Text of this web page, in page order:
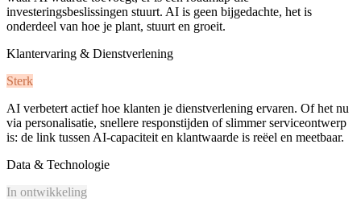
investeringsbeslissingen stuurt. AI is geen bijgedachte, het is
onderdeel van hoe je plant, stuurt en groeit.
Klantervaring & Dienstverlening
Sterk
AI verbetert actief hoe klanten je dienstverlening ervaren. Of het nu
via personalisatie, snellere responstijden of slimmer serviceontwerp
is: de link tussen AI-capaciteit en klantwaarde is reëel en meetbaar.
Data & Technologie
In ontwikkeling